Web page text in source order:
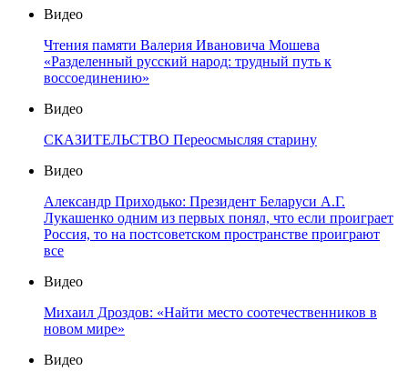
Видео
Чтения памяти Валерия Ивановича Мошева
«Разделенный русский народ: трудный путь к
воссоединению»
Видео
СКАЗИТЕЛЬСТВО Переосмысляя старину
Видео
Александр Приходько: Президент Беларуси А.Г.
Лукашенко одним из первых понял, что если проиграет
Россия, то на постсоветском пространстве проиграют
все
Видео
Михаил Дроздов: «Найти место соотечественников в
новом мире»
Видео